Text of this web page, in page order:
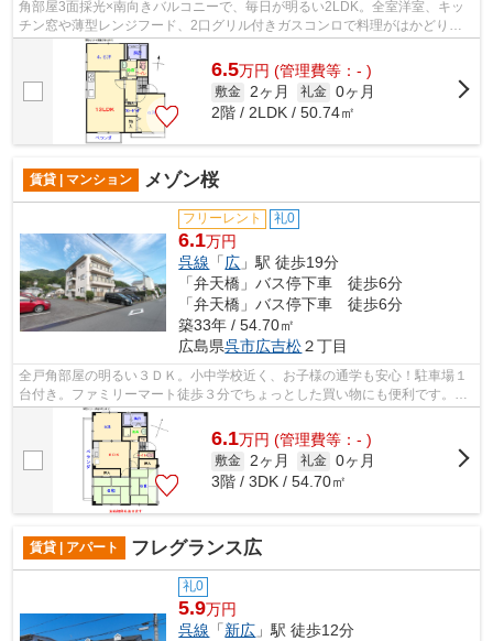
角部屋3面採光×南向きバルコニーで、毎日が明るい2LDK。全室洋室、キッ
チン窓や薄型レンジフード、2口グリル付きガスコンロで料理がはかどりま
す。エコジョーズと追い焚き、温水洗浄便...
6.5万円 (管理費等：- )
敷金 2ヶ月 礼金 0ヶ月
2階 / 2LDK / 50.74㎡
賃貸 | マンション メゾン桜
フリーレント 礼0
6.1万円
呉線 「広 」駅 徒歩19分
「弁天橋」バス停下車 徒歩6分
「弁天橋」バス停下車 徒歩6分
築33年 / 54.70㎡
広島県呉市広吉松２丁目
全戸角部屋の明るい３ＤＫ。小中学校近く、お子様の通学も安心！駐車場１
台付き。ファミリーマート徒歩３分でちょっとした買い物にも便利です。ま
ずは0823-72-4594へお気軽にご連絡く...
6.1万円 (管理費等：- )
敷金 2ヶ月 礼金 0ヶ月
3階 / 3DK / 54.70㎡
賃貸 | アパート フレグランス広
礼0
5.9万円
呉線 「新広 」駅 徒歩12分